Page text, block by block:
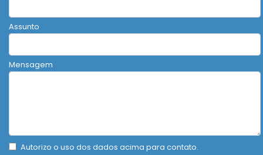
Assunto
Mensagem
Autorizo o uso dos dados acima para contato.